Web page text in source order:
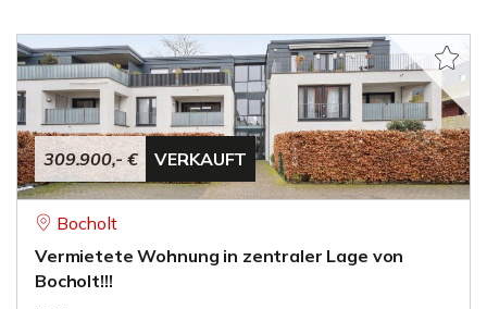
309.900,- € VERKAUFT
Bocholt
Vermietete Wohnung in zentraler Lage von
Bocholt!!!